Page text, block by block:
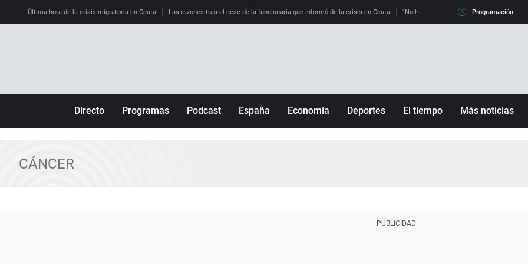
Última hora de la crisis migratoria en Ceuta Las razones tras el cese de la funcionaria que informó de la crisis en Ceuta "No hay mafias, que no nos engañen":
Programación
Directo Programas Podcast España Economía Deportes El tiempo Más noticias
CÁNCER